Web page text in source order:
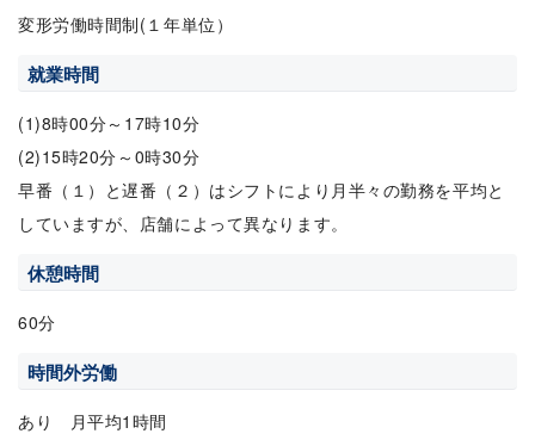
変形労働時間制(１年単位）
就業時間
(1)8時00分～17時10分
(2)15時20分～0時30分
早番（１）と遅番（２）はシフトにより月半々の勤務を平均と
していますが、店舗によって異なります。
休憩時間
60分
時間外労働
あり 月平均1時間